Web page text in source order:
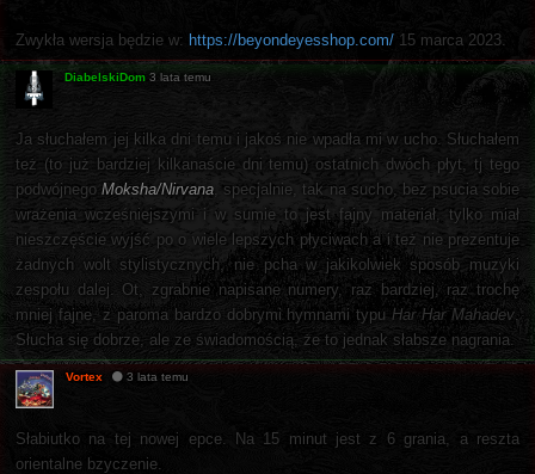
Zwykła wersja będzie w: https://beyondeyesshop.com/ 15 marca 2023.
DiabelskiDom 3 lata temu
Ja słuchałem jej kilka dni temu i jakoś nie wpadła mi w ucho. Słuchałem
też (to już bardziej kilkanaście dni temu) ostatnich dwóch płyt, tj tego
podwójnegoMoksha/Nirvana, specjalnie, tak na sucho, bez psucia sobie
wrażenia wcześniejszymi i w sumie to jest fajny materiał, tylko miał
nieszczęście wyjść po o wiele lepszych płyciwach a i też nie prezentuje
żadnych wolt stylistycznych, nie pcha w jakikolwiek sposób muzyki
zespołu dalej. Ot, zgrabnie napisane numery, raz bardziej, raz trochę
mniej fajne, z paroma bardzo dobrymi hymnami typuHar Har Mahadev.
Słucha się dobrze, ale ze świadomością, że to jednak słabsze nagrania.
Vortex 3 lata temu
Słabiutko na tej nowej epce. Na 15 minut jest z 6 grania, a reszta
orientalne bzyczenie.